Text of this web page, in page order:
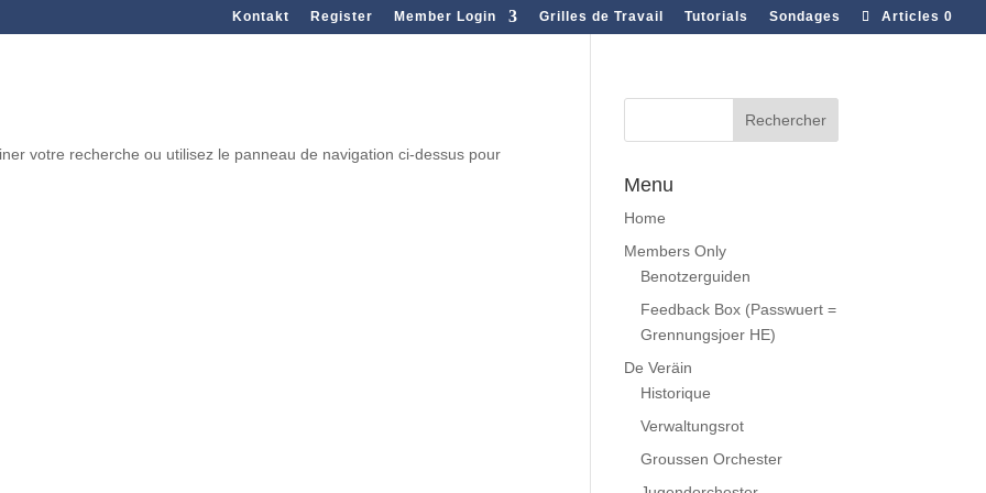
Kontakt Register Member Login Grilles de Travail Tutorials Sondages Articles 0
votre recherche ou utilisez le panneau de navigation ci-dessus pour
Menu
Home
Members Only
Benotzerguiden
Feedback Box (Passwuert =
Grennungsjoer HE)
De Veräin
Historique
Verwaltungsrot
Groussen Orchester